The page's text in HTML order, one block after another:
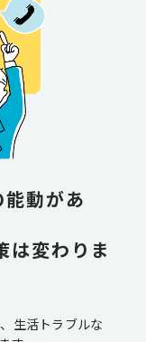
動があ
は変わりま
生活トラブルな